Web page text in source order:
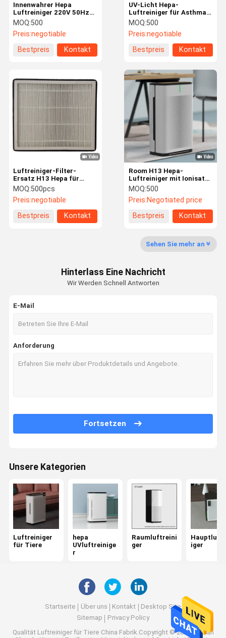
Produkte Videos Über Uns
Werksbesich
Tigung
Qualitätskon
Trolle
Kontakt Mit
Bitte Um Ein
Angebot
hepa UVluftreiniger
Hepa-Luftfilter
Plasma-Luftreiniger
Ionenluftreiniger
UVluft-Sterilisator
Hepa-Luftfilter
UV-Licht Hepa-
Luftreiniger für Asthma
mit Kinderverschluss-
Verriegelung
MOQ:500
Preis:negotiable
Bestpreis
Kontakt
Innenwahrer Hepa
Luftreiniger 220V 50Hz
des ausgangsh13 mit
Kinderverschluss-
Verriegelung
MOQ:500
Preis:negotiable
Bestpreis
Kontakt
Room H13 Hepa-
Luftreiniger mit Ionisator
und UV-Licht für Rauch
MOQ:500
Preis:Negotiated price
Bestpreis
Kontakt
Luftreiniger-Filter-
Ersatz H13 Hepa für
Hepa-Luftfilter ODM
MOQ:500pcs
Preis:negotiable
Bestpreis
Kontakt
Sehen Sie mehr an
Hinterlass Eine Nachricht
Wir Werden Schnell Antworten
E-Mail
Anforderung
Fortsetzen
Unsere Kategorien
Luftreiniger
für Tiere
hepa
UVluftreinige
r
Raumluftreini
ger
iger
Startseite Über uns Kontakt
Desktop Site
Sitemap
Privacy Policy
Qualität Luftreiniger für Tiere China Fabrik.Copyright © 2026 Foshan